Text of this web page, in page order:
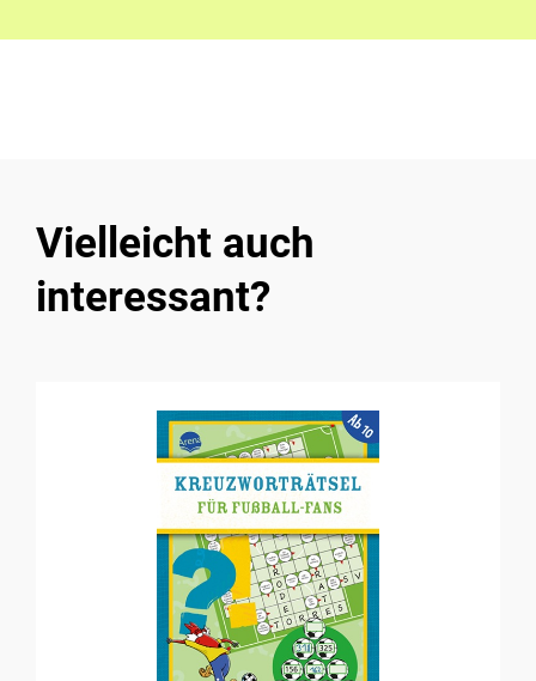
Vielleicht auch
interessant?